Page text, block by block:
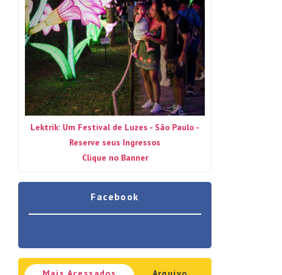
Lektrik: Um Festival de Luzes - São Paulo -
Reserve seus Ingressos
Clique no Banner
Facebook